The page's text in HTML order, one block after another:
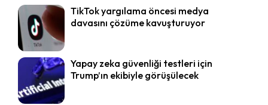
TikTok yargılama öncesi medya
davasını çözüme kavuşturuyor
Yapay zeka güvenliği testleri için
Trump’ın ekibiyle görüşülecek